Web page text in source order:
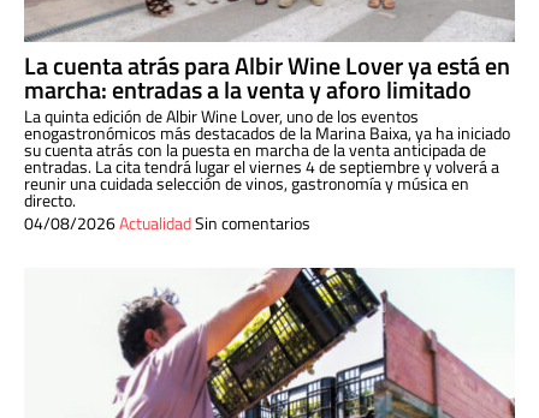
La cuenta atrás para Albir Wine Lover ya está en
marcha: entradas a la venta y aforo limitado
La quinta edición de Albir Wine Lover, uno de los eventos
enogastronómicos más destacados de la Marina Baixa, ya ha iniciado
su cuenta atrás con la puesta en marcha de la venta anticipada de
entradas. La cita tendrá lugar el viernes 4 de septiembre y volverá a
reunir una cuidada selección de vinos, gastronomía y música en
directo.
04/08/2026ActualidadSin comentarios